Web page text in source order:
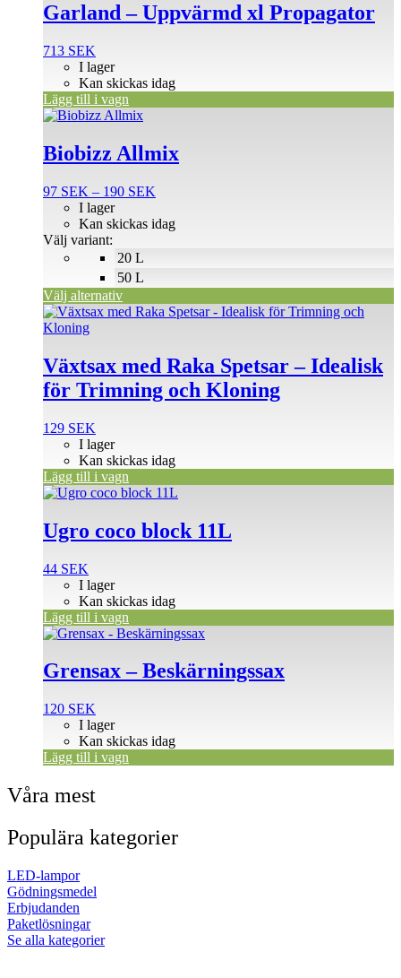
Garland – Uppvärmd xl Propagator
713 SEK
I lager
Kan skickas idag
Lägg till i vagn
Biobizz Allmix
97 SEK – 190 SEK
till
20 L
50 L
I lager
Kan skickas idag
Välj variant:
Välj alternativ
Den
produkten
har
varianter.
olika
alternativen
på
produktsidan
Växtsax med Raka Spetsar – Idealisk
för Trimning och Kloning
129 SEK
I lager
Kan skickas idag
Lägg till i vagn
Ugro coco block 11L
44 SEK
I lager
Kan skickas idag
Lägg till i vagn
Grensax – Beskärningssax
120 SEK
I lager
Kan skickas idag
Lägg till i vagn
Våra mest
Populära kategorier
LED-lampor
Gödningsmedel
Erbjudanden
Paketlösningar
Se alla kategorier